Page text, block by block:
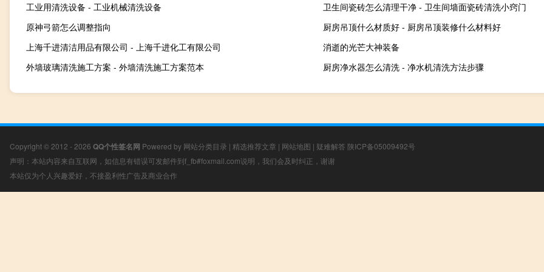
工业用清洗设备 - 工业机械清洗设备
卫生间瓷砖怎么清理干净 - 卫生间墙面瓷砖清洗小窍门
原神弓箭怎么调整指向
厨房吊顶什么材质好 - 厨房吊顶装修什么材料好
上海千进清洁用品有限公司 - 上海千进化工有限公司
消逝的光芒大神装备
外墙玻璃清洗施工方案 - 外墙清洗施工方案范本
厨房净水器怎么清洗 - 净水机清洗方法步骤
Copyright © 2012 - 2026 QQ个性签名网 Powered by 网站分类目录 | 精选推荐文章 | 网站地图 | 疑难解答 陕ICP备05009492号
声明：本站内容来自互联网，如信息有错误可发邮件到f_fb#foxmail.com说明，我们会及时纠正，谢谢
本站仅为个人兴趣爱好，不接盈利性广告及商业合作